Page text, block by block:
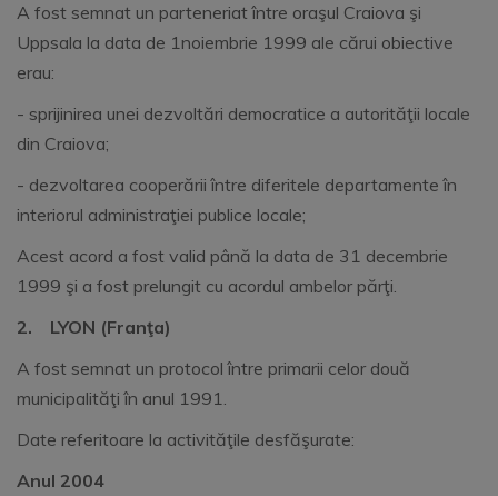
A fost semnat un parteneriat între oraşul Craiova şi
Uppsala la data de 1noiembrie 1999 ale cărui obiective
erau:
- sprijinirea unei dezvoltări democratice a autorităţii locale
din Craiova;
- dezvoltarea cooperării între diferitele departamente în
interiorul administraţiei publice locale;
Acest acord a fost valid până la data de 31 decembrie
1999 şi a fost prelungit cu acordul ambelor părţi.
2. LYON (Franţa)
A fost semnat un protocol între primarii celor două
municipalităţi în anul 1991.
Date referitoare la activităţile desfăşurate:
Anul 2004